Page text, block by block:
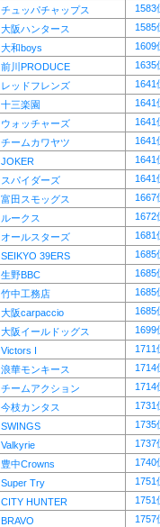
チュッパチャップス 1583
大阪ハンタース 1585
大和boys 1609
前川PRODUCE 1635
レッドフレンズ 1641
十三楽園 1641
ウォッチャーズ 1641
チームカワヤツ 1641
JOKER 1641
スパイダーズ 1641
富田スモッグス 1667
ルークス 1672
オールスターズ 1681
SEIKYO 39ERS 1685
生野BBC 1685
竹中工務店 1685
大阪carpaccio 1685
大阪イールドッグス 1699
Victors I 1711
浪華モンキース 1714
チームアクション 1714
今枝カンタス 1731
SWINGS 1735
Valkyrie 1737
豊中Crowns 1740
Super Try 1751
CITY HUNTER 1751
BRAVO 1757